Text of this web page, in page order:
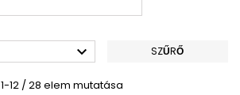
 SZŰRŐ
1-12 / 28 elem mutatása